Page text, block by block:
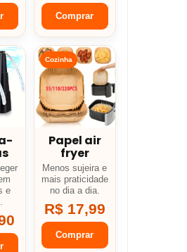
Comprar
e
Cozinha
Papel air
fryer
Menos sujeira e
mais praticidade
no dia a dia.
R$ 17,99
Comprar